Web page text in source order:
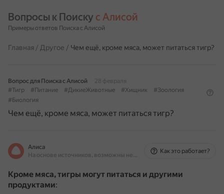
Вопросы к Поиску с Алисой
Примеры ответов Поиска с Алисой
Главная / Другое / Чем ещё, кроме мяса, может питаться тигр?
Вопрос для Поиска с Алисой
28 февраля
#Тигр
#Питание #ДикиеЖивотные #Хищник
#Зоология
#Биология
Чем ещё, кроме мяса, может питаться тигр?
Алиса
На основе источников, возможны неточности
Как это работает?
Кроме мяса, тигры могут питаться и другими
продуктами: